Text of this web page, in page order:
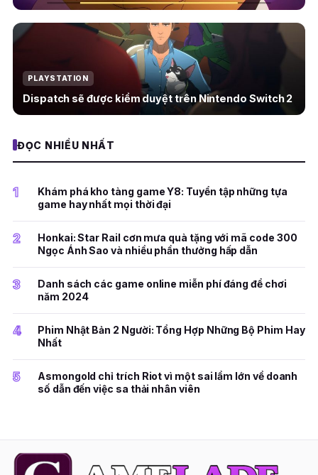
PLAYSTATION
Dispatch sẽ được kiểm duyệt trên Nintendo Switch 2
ĐỌC NHIỀU NHẤT
1
Khám phá kho tàng game Y8: Tuyển tập những tựa
game hay nhất mọi thời đại
2
Honkai: Star Rail cơn mưa quà tặng với mã code 300
Ngọc Ánh Sao và nhiều phần thưởng hấp dẫn
3
Danh sách các game online miễn phí đáng để chơi
năm 2024
4
Phim Nhật Bản 2 Người: Tổng Hợp Những Bộ Phim Hay
Nhất
5
Asmongold chỉ trích Riot vì một sai lầm lớn về doanh
số dẫn đến việc sa thải nhân viên